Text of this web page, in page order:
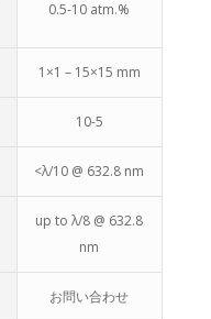
0.5-10 atm.%
1×1 – 15×15 mm
10-5
<λ/10 @ 632.8 nm
up to λ/8 @ 632.8
nm
お問い合わせ